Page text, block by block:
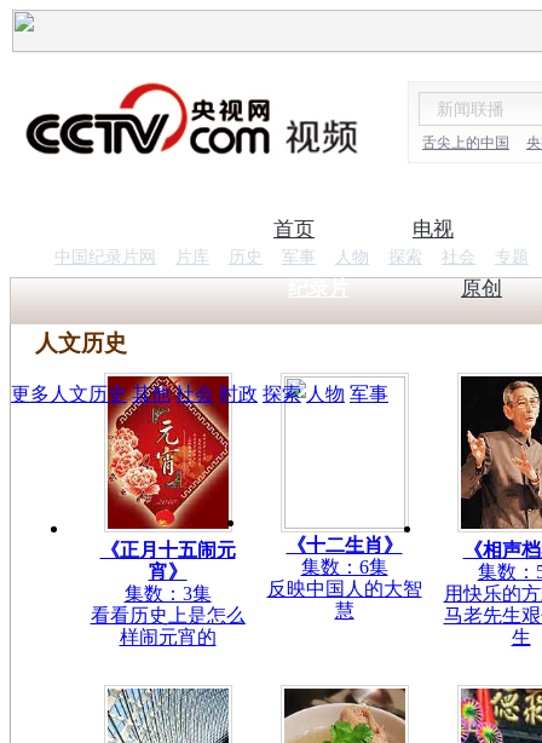
舌尖上的中国
首页 电视
纪录片
中国纪录片网 片库 历史 军事 人物 探索 社会 专题
原创
人文历史
更多人文历史 其他 社会 时政 探索 人物 军事
《正月十五闹元
宵》
集数：3集
看看历史上是怎么
样闹元宵的
《十二生肖》
集数：6集
反映中国人的大智
慧
《相声
集数：
用快乐的
马老先生
生